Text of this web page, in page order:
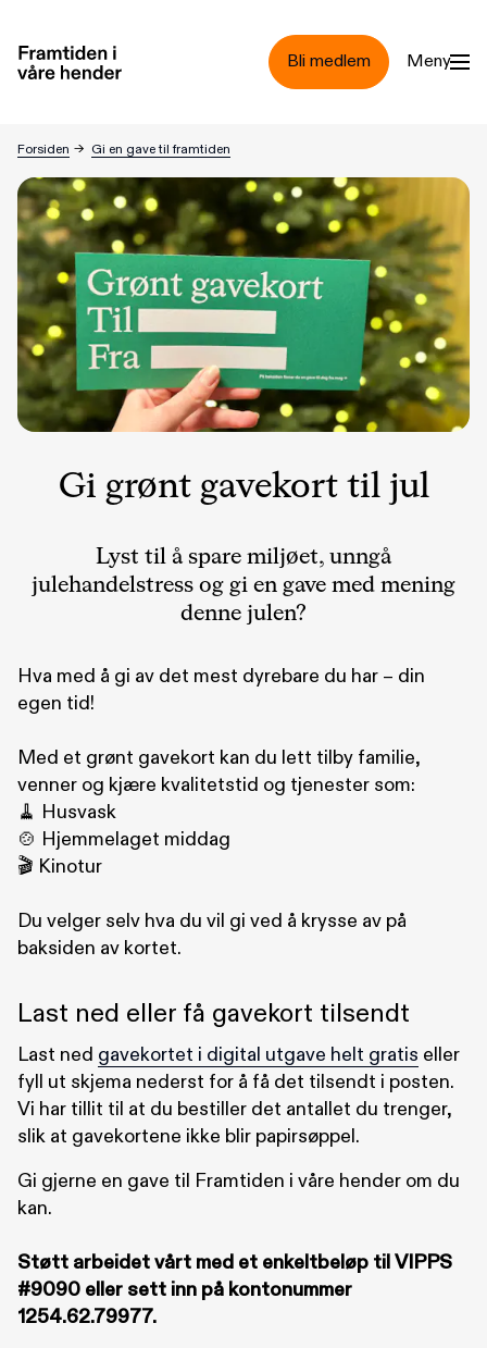
Bli medlem Meny
Forsiden → Gi en gave til framtiden
Gi grønt gavekort til jul
Gi grønt gavekort til jul
Lyst til å spare miljøet, unngå
julehandelstress og gi en gave med mening
denne julen?
Hva med å gi av det mest dyrebare du har – din
egen tid!
Med et grønt gavekort kan du lett tilby familie,
venner og kjære kvalitetstid og tjenester som:
🧹 Husvask
🍲 Hjemmelaget middag
🎬 Kinotur
Du velger selv hva du vil gi ved å krysse av på
baksiden av kortet.
Last ned eller få gavekort tilsendt
Last ned gavekortet i digital utgave helt gratis eller
fyll ut skjema nederst for å få det tilsendt i posten.
Vi har tillit til at du bestiller det antallet du trenger,
slik at gavekortene ikke blir papirsøppel.
Gi gjerne en gave til Framtiden i våre hender om du
kan.
Støtt arbeidet vårt med et enkeltbeløp til VIPPS
#9090 eller sett inn på kontonummer
1254.62.79977.